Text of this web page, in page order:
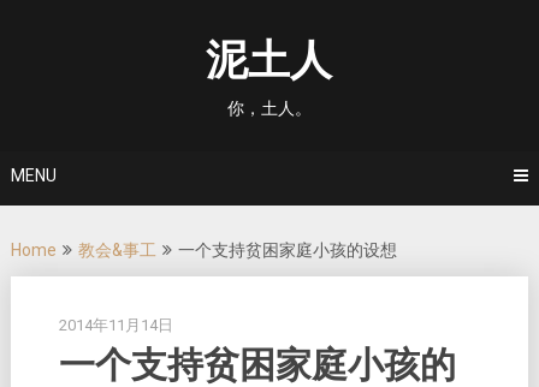
泥土人
你，土人。
MENU
Home 教会&事工 一个支持贫困家庭小孩的设想
2014年11月14日
一个支持贫困家庭小孩的